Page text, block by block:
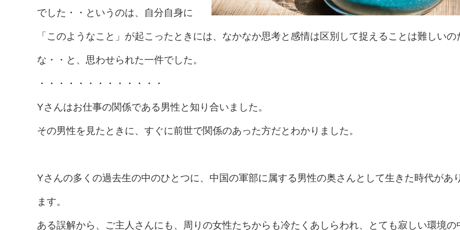
でした・・というのは、自分自身に
「このようなこと」が起こったときには、なかなか思考と感情は区別して捉えることは難しいの
な・・と、思わせられた一件でした。
・・・・・・・・・・・・・
Yさんはお仕事の関係である男性と知り合いました。
その男性を見たときに、すぐに前世で関係のあった方だとわかりました。
Yさんの多くの過去生の中のひとつに、中国の軍部に属する男性の奥さんとして生きた時代があ
ます。
ある誤解から、ご主人さんにも、周りの女性たちからも冷たくあしらわれ、とても寂しい環境の